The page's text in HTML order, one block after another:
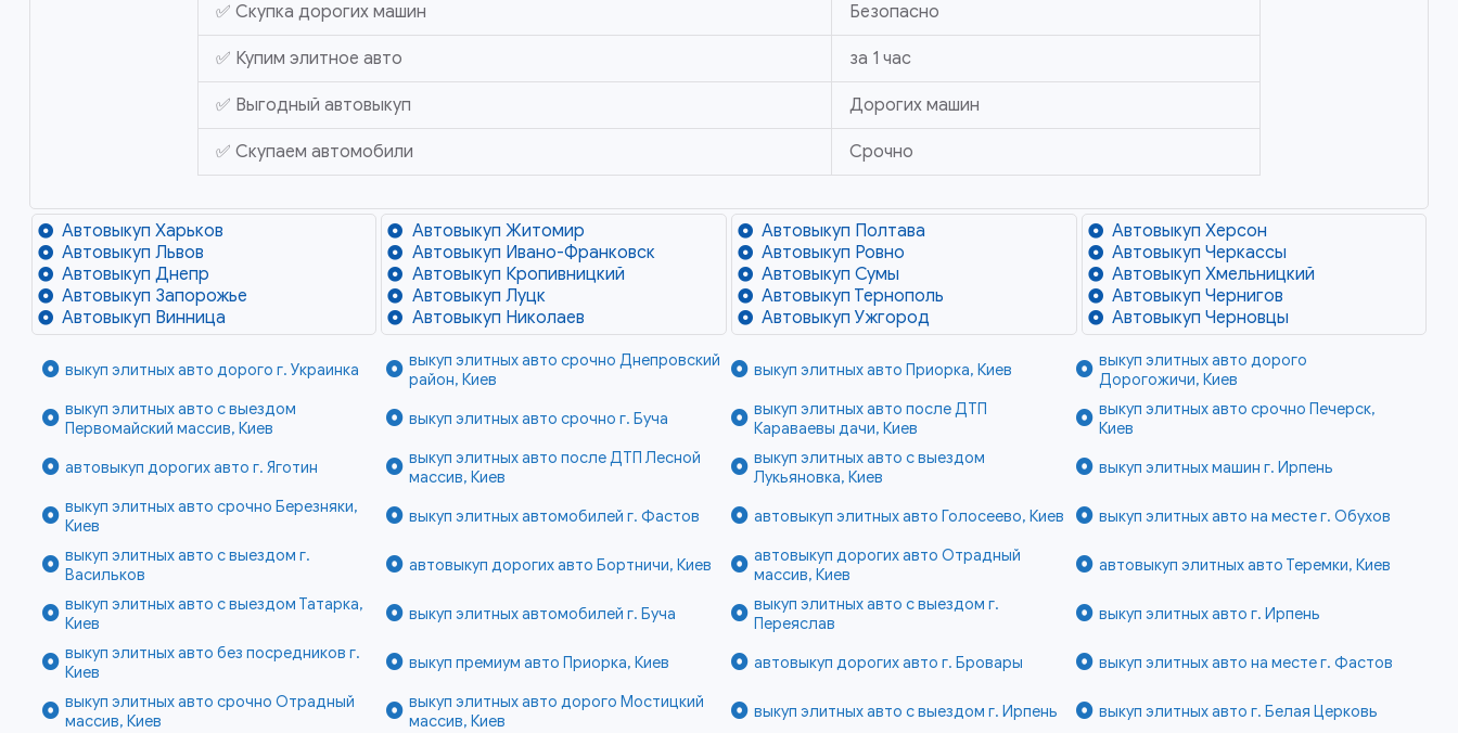
✅ Скупка дорогих машин Безопасно
✅ Купим элитное авто за 1 час
✅ Выгодный автовыкуп Дорогих машин
✅ Скупаем автомобили Срочно
Автовыкуп Харьков
Автовыкуп Львов
Автовыкуп Днепр
Автовыкуп Запорожье
Автовыкуп Винница
Автовыкуп Житомир
Автовыкуп Ивано-Франковск
Автовыкуп Кропивницкий
Автовыкуп Луцк
Автовыкуп Николаев
Автовыкуп Полтава
Автовыкуп Ровно
Автовыкуп Сумы
Автовыкуп Тернополь
Автовыкуп Ужгород
Автовыкуп Херсон
Автовыкуп Черкассы
Автовыкуп Хмельницкий
Автовыкуп Чернигов
Автовыкуп Черновцы
выкуп элитных авто дорого г. Украинка
выкуп элитных авто срочно Днепровский
район, Киев
выкуп элитных авто Приорка, Киев
выкуп элитных авто дорого
Дорогожичи, Киев
выкуп элитных авто с выездом
Первомайский массив, Киев
выкуп элитных авто срочно г. Буча
выкуп элитных авто после ДТП
Караваевы дачи, Киев
выкуп элитных авто срочно Печерск,
Киев
автовыкуп дорогих авто г. Яготин
выкуп элитных авто после ДТП Лесной
массив, Киев
выкуп элитных авто с выездом
Лукьяновка, Киев
выкуп элитных машин г. Ирпень
выкуп элитных авто срочно Березняки,
Киев
выкуп элитных автомобилей г. Фастов автовыкуп элитных авто Голосеево, Киев
выкуп элитных авто на месте г. Обухов
выкуп элитных авто с выездом г.
Васильков
автовыкуп дорогих авто Бортничи, Киев
автовыкуп дорогих авто Отрадный
массив, Киев
автовыкуп элитных авто Теремки, Киев
выкуп элитных авто с выездом Татарка,
Киев
выкуп элитных автомобилей г. Буча
выкуп элитных авто с выездом г.
Переяслав
выкуп элитных авто г. Ирпень
выкуп элитных авто без посредников г.
Киев
выкуп премиум авто Приорка, Киев автовыкуп дорогих авто г. Бровары
выкуп элитных авто на месте г. Фастов
выкуп элитных авто срочно Отрадный
массив, Киев
выкуп элитных авто дорого Мостицкий
массив, Киев
выкуп элитных авто с выездом г. Ирпень выкуп элитных авто г. Белая Церковь